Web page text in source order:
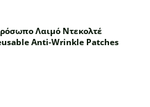
Λαιμό Ντεκολτέ
Anti-Wrinkle Patches